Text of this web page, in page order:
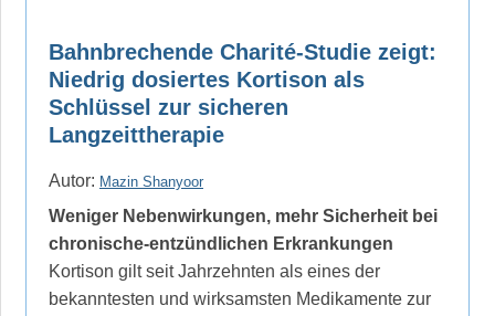
Bahnbrechende Charité-Studie zeigt:
Niedrig dosiertes Kortison als
Schlüssel zur sicheren
Langzeittherapie
Autor: Mazin Shanyoor
Weniger Nebenwirkungen, mehr Sicherheit bei
chronische-entzündlichen Erkrankungen
Kortison gilt seit Jahrzehnten als eines der
bekanntesten und wirksamsten Medikamente zur